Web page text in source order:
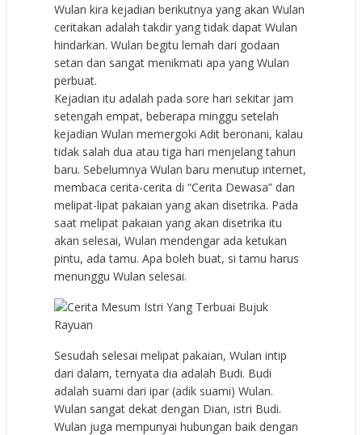
Wulan kira kejadian berikutnya yang akan Wulan
ceritakan adalah takdir yang tidak dapat Wulan
hindarkan. Wulan begitu lemah dari godaan
setan dan sangat menikmati apa yang Wulan
perbuat.
Kejadian itu adalah pada sore hari sekitar jam
setengah empat, beberapa minggu setelah
kejadian Wulan memergoki Adit beronani, kalau
tidak salah dua atau tiga hari menjelang tahun
baru. Sebelumnya Wulan baru menutup internet,
membaca cerita-cerita di “Cerita Dewasa” dan
melipat-lipat pakaian yang akan disetrika. Pada
saat melipat pakaian yang akan disetrika itu
akan selesai, Wulan mendengar ada ketukan
pintu, ada tamu. Apa boleh buat, si tamu harus
menunggu Wulan selesai.
Sesudah selesai melipat pakaian, Wulan intip
dari dalam, ternyata dia adalah Budi. Budi
adalah suami dari ipar (adik suami) Wulan.
Wulan sangat dekat dengan Dian, istri Budi.
Wulan juga mempunyai hubungan baik dengan